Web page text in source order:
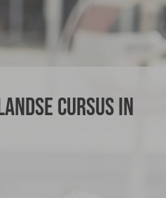
Cursus in